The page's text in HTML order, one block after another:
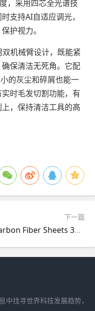
，采用四芯全光谱技
支持AI自适应调光，
护视力。
机械臂设计，既能紧
保清洁无死角。它配
的灰尘和碎屑也能一
时毛发切割功能，有
，保持清洁工具的高
下一篇
Carbon Fiber Sheets 3mm X 3mm For Robotics Manufacturing
找寻世界科技发展趋势，